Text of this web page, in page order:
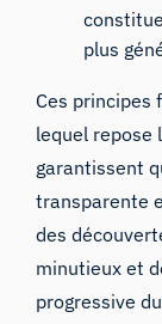
plus
Ces principes
lequel repose
garantissent
transparente
des
minutieux et
progressive